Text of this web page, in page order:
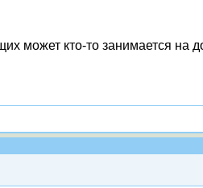
может кто-то занимается на